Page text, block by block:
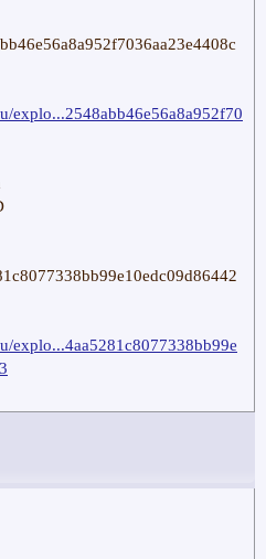
explo...2548abb46e56a8a952f70
explo...4aa5281c8077338bb99e